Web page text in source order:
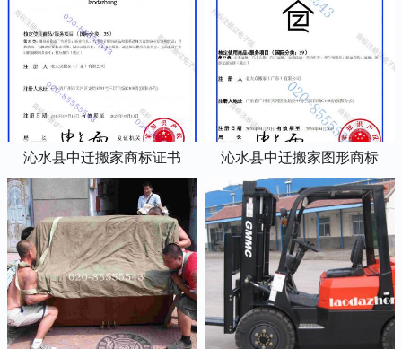
沁水县中迁搬家商标证书 沁水县中迁搬家图形商标